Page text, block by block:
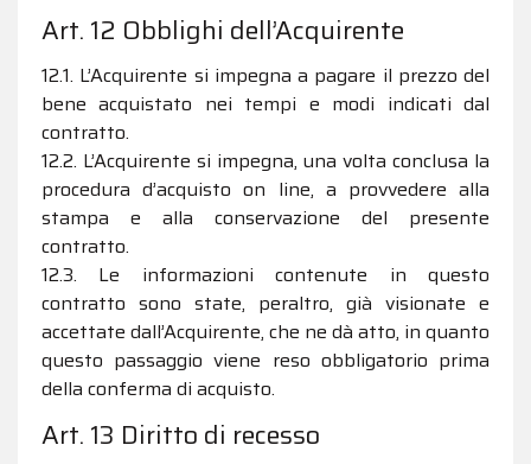
Art. 12 Obblighi dell’Acquirente
12.1. L’Acquirente si impegna a pagare il prezzo del
bene acquistato nei tempi e modi indicati dal
contratto.
12.2. L’Acquirente si impegna, una volta conclusa la
procedura d’acquisto on line, a provvedere alla
stampa e alla conservazione del presente
contratto.
12.3. Le informazioni contenute in questo
contratto sono state, peraltro, già visionate e
accettate dall’Acquirente, che ne dà atto, in quanto
questo passaggio viene reso obbligatorio prima
della conferma di acquisto.
Art. 13 Diritto di recesso